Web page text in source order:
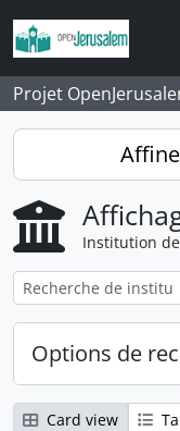
Skip to main content
Projet
Institution
Options de
Card view